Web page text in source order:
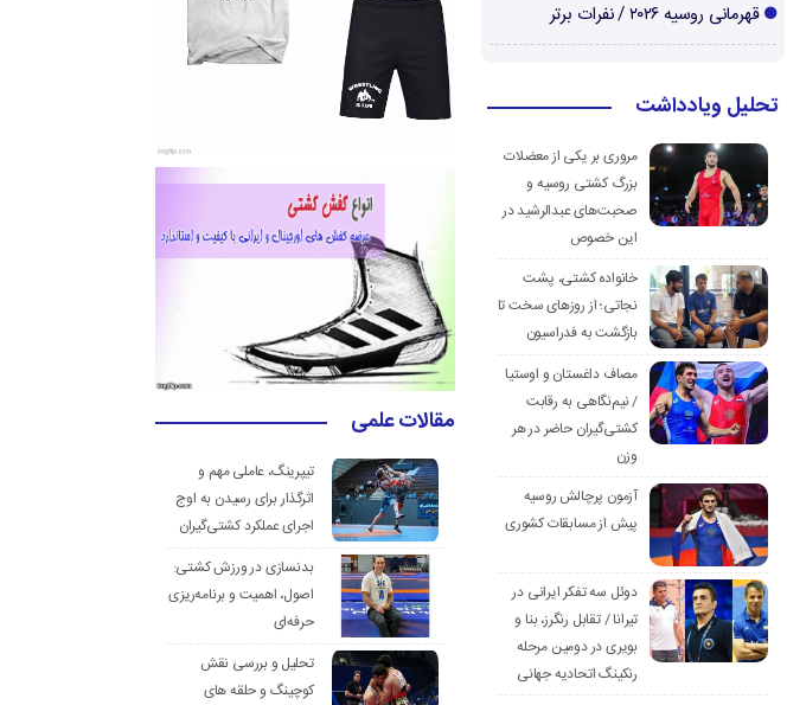
قهرمانی روسیه ۲۰۲۶ / نفرات برتر
تحلیل ویادداشت
مروری بر یکی از معضلات
بزرگ کشتی روسیه و
صحبت‌های عبدالرشید در
این خصوص
خانواده کشتی، پشت
نجاتی؛ از روزهای سخت تا
بازگشت به فدراسیون
مصاف داغستان و اوستیا
/ نیم‌نگاهی به رقابت
کشتی‌گیران حاضر در هر
وزن
آزمون پرچالش روسیه
پیش از مسابقات کشوری
دوئل سه تفکر ایرانی در
تیرانا / تقابل رنگرز، بنا و
بویری در دومین مرحله
رنکینگ اتحادیه جهانی
مقالات علمی
تیپرینگ، عاملی مهم و
اثرگذار برای رسیدن به اوج
اجرای عملکرد کشتی‌گیران
بدنسازی در ورزش کشتی:
اصول، اهمیت و برنامه‌ریزی
حرفه‌ای
تحلیل و بررسی نقش
کوچینگ و حلقه های